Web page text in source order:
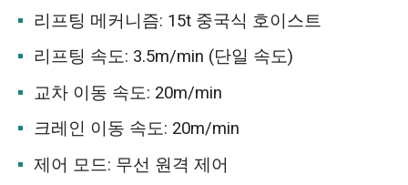
리프팅 메커니즘: 15t 중국식 호이스트
리프팅 속도: 3.5m/min (단일 속도)
교차 이동 속도: 20m/min
크레인 이동 속도: 20m/min
제어 모드: 무선 원격 제어